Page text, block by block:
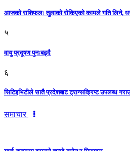
आजको राशिफलः तुलाकाे रोकिएको कामले गति लिने,
५
वायु प्रदूषण पुनःबढ्दै
६
सिटिइभिटीले सातै प्रदेशबाट ट्रान्सक्रिप्ट उपलब्ध
समाचार